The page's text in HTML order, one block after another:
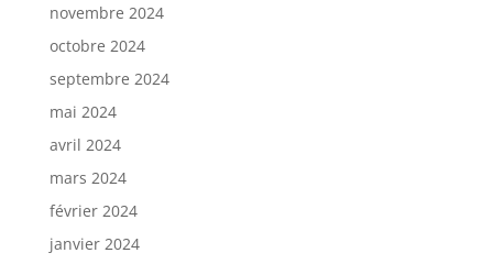
novembre 2024
octobre 2024
septembre 2024
mai 2024
avril 2024
mars 2024
février 2024
janvier 2024